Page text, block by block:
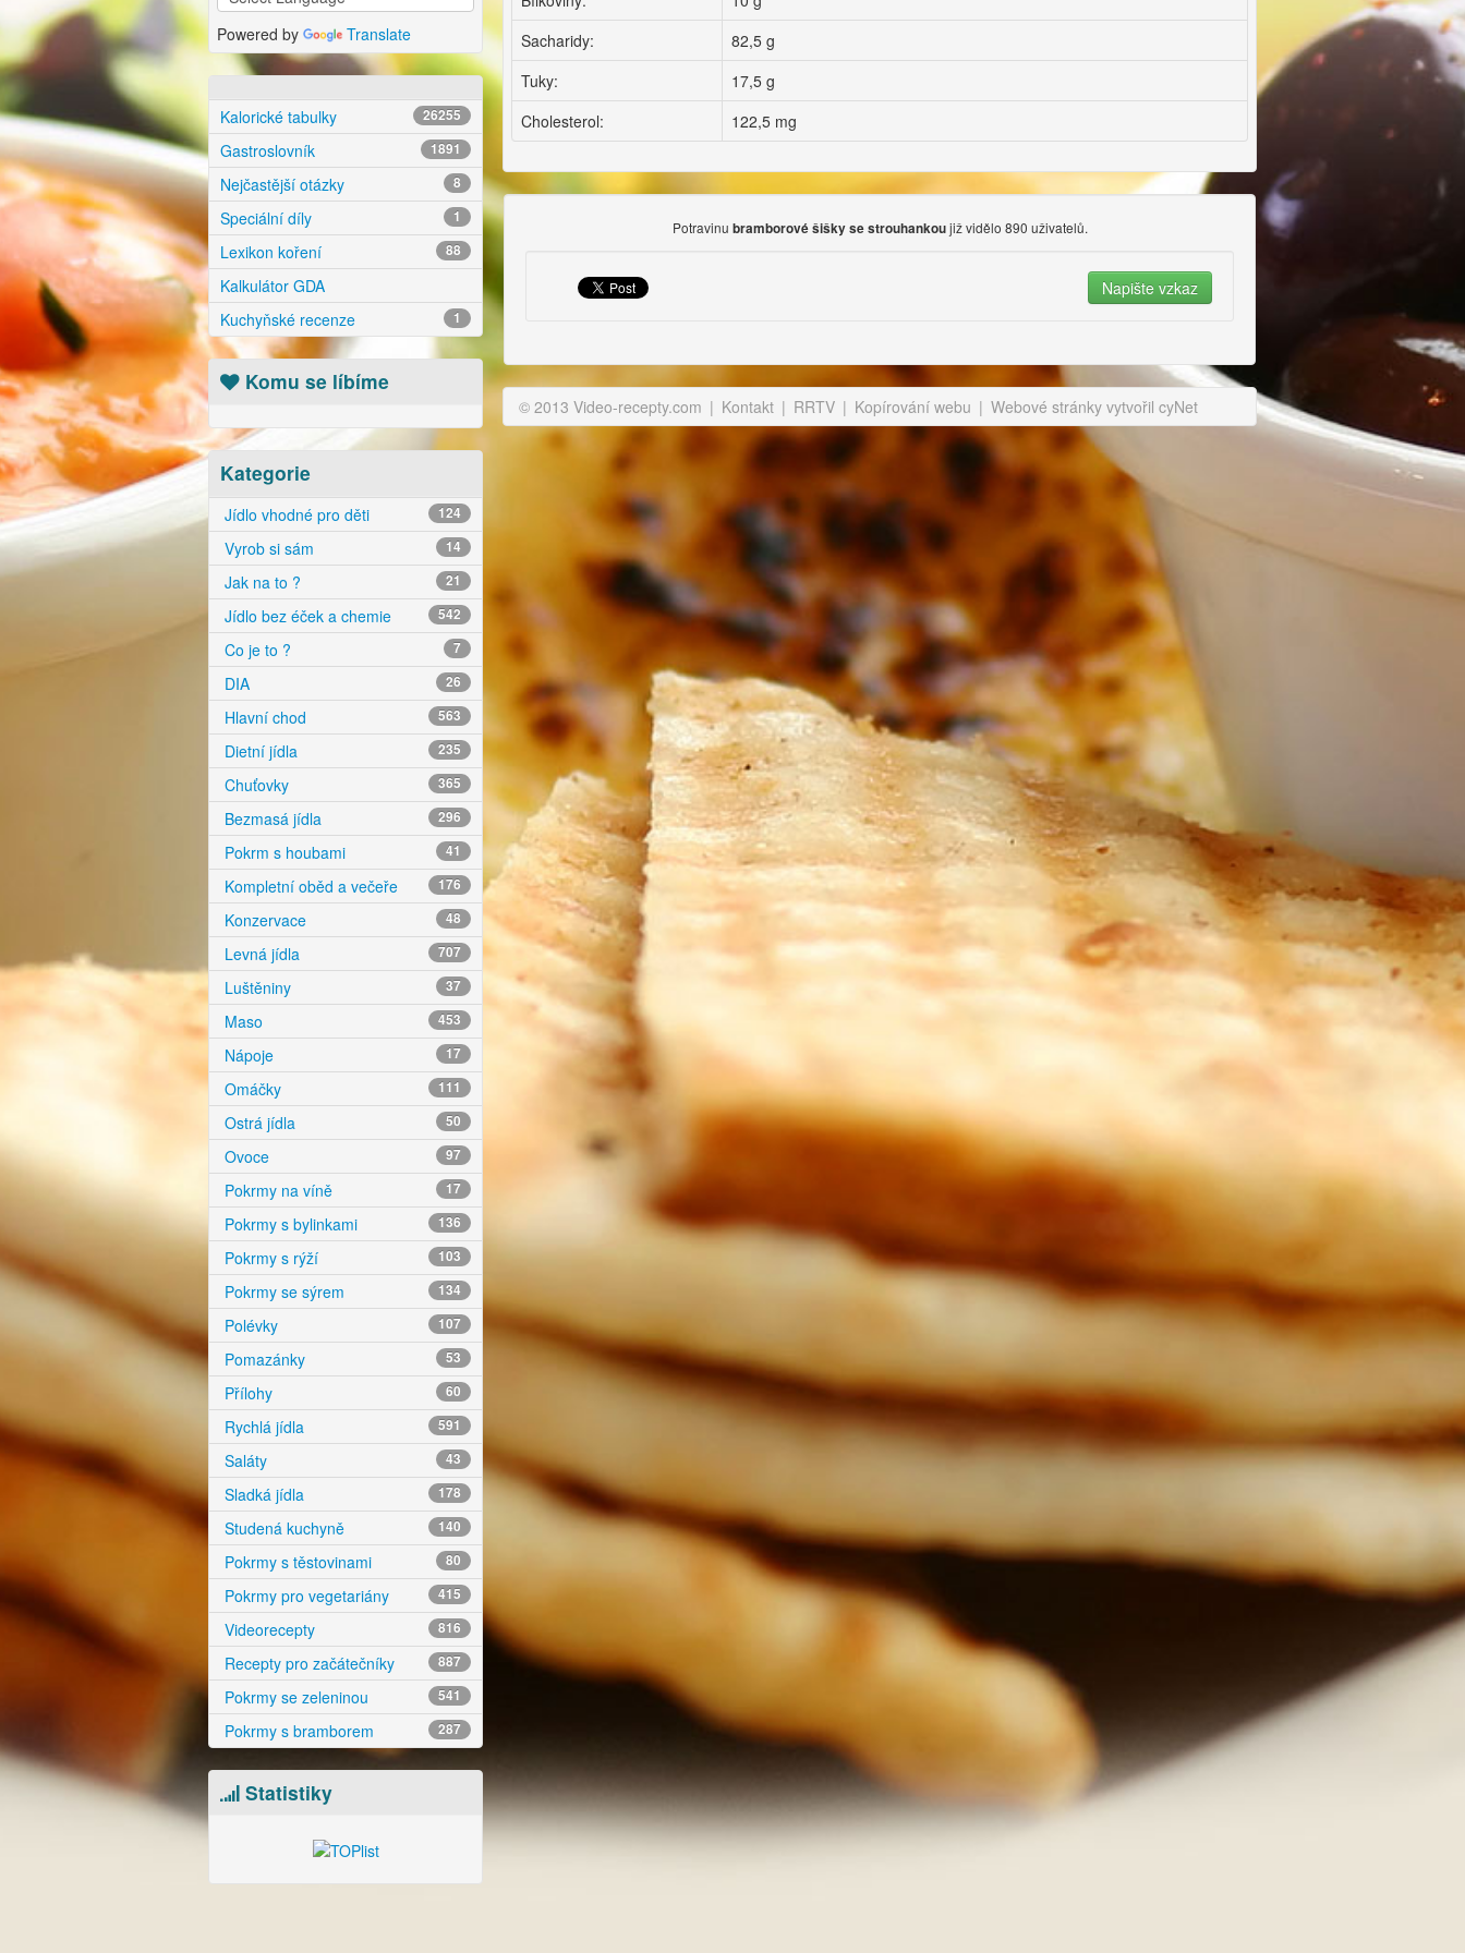
Powered by Translate
Kalorické tabulky 26255
Gastroslovník 1891
Nejčastější otázky 8
Speciální díly 1
Lexikon koření 88
Kalkulátor GDA
Kuchyňské recenze
1
Komu se líbíme
Kategorie
Jídlo vhodné pro děti 124
Vyrob si sám 14
Jak na to ? 21
Jídlo bez éček a chemie 542
Co je to ? 7
DIA 26
Hlavní chod 563
Dietní jídla 235
Chuťovky 365
Bezmasá jídla 296
Pokrm s houbami 41
Kompletní oběd a večeře 176
Konzervace 48
Levná jídla 707
Luštěniny 37
Maso 453
Nápoje 17
Omáčky 111
Ostrá jídla 50
Ovoce 97
Pokrmy na víně 17
Pokrmy s bylinkami 136
Pokrmy s rýží 103
Pokrmy se sýrem 134
Polévky 107
Pomazánky 53
Přílohy 60
Rychlá jídla 591
Saláty 43
Sladká jídla 178
Studená kuchyně 140
Pokrmy s těstovinami 80
Pokrmy pro vegetariány 415
Videorecepty 816
Recepty pro začátečníky 887
Pokrmy se zeleninou 541
Pokrmy s bramborem 287
Statistiky
Sacharidy:
82,5 g
Tuky:
17,5 g
Cholesterol:
122,5 mg
Potravinu bramborové šišky se strouhankoujiž vidělo 890 uživatelů.
© 2013 Video-recepty.com | Kontakt | RRTV | Kopírování webu | Webové stránky vytvořil cyNet